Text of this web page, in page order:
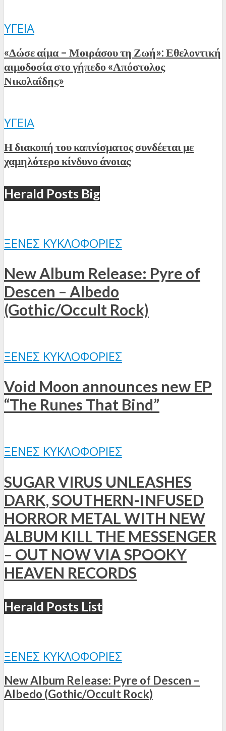
ΥΓΕΊΑ
«Δώσε αίμα – Μοιράσου τη Ζωή»: Εθελοντική
αιμοδοσία στο γήπεδο «Απόστολος
Νικολαΐδης»
ΥΓΕΊΑ
Η διακοπή του καπνίσματος συνδέεται με
χαμηλότερο κίνδυνο άνοιας
Herald Posts Big
ΞΈΝΕΣ ΚΥΚΛΟΦΟΡΊΕΣ
New Album Release: Pyre of
Descen – Albedo
(Gothic/Occult Rock)
ΞΈΝΕΣ ΚΥΚΛΟΦΟΡΊΕΣ
Void Moon announces new EP
“The Runes That Bind”
ΞΈΝΕΣ ΚΥΚΛΟΦΟΡΊΕΣ
SUGAR VIRUS UNLEASHES
DARK, SOUTHERN-INFUSED
HORROR METAL WITH NEW
ALBUM KILL THE MESSENGER
– OUT NOW VIA SPOOKY
HEAVEN RECORDS
Herald Posts List
ΞΈΝΕΣ ΚΥΚΛΟΦΟΡΊΕΣ
New Album Release: Pyre of Descen –
Albedo (Gothic/Occult Rock)